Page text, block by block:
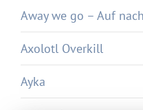
Away we go – Auf
Axolotl Overkill
Ayka